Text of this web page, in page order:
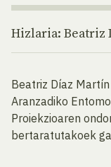
Hizlaria: Beatriz
Beatriz Díaz
Aranzadiko
Proiekzioaren
bertaratutakoek